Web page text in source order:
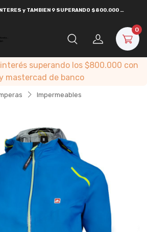
y TAMBIEN 9 SUPERANDO $800.000 CON
0
superando los $800.000 con
mastercad de banco
Impermeables